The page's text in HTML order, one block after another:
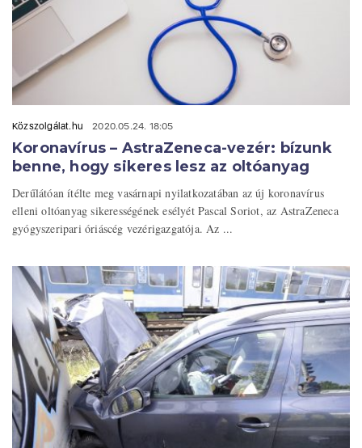
Közszolgálat.hu 2020.05.24. 18:05
Koronavírus – AstraZeneca-vezér: bízunk
benne, hogy sikeres lesz az oltóanyag
Derűlátóan ítélte meg vasárnapi nyilatkozatában az új koronavírus
elleni oltóanyag sikerességének esélyét Pascal Soriot, az AstraZeneca
gyógyszeripari óriáscég vezérigazgatója. Az ...